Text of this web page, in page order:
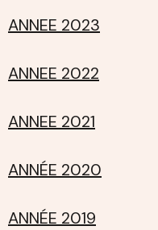
ANNEE 2023
ANNEE 2022
ANNEE 2021
ANNÉE 2020
ANNÉE 2019